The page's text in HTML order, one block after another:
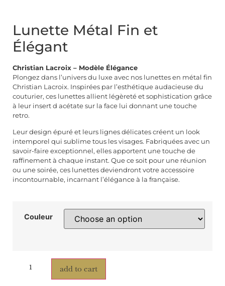
Lunette Métal Fin et
Élégant
Christian Lacroix – Modèle Élégance
Plongez dans l’univers du luxe avec nos lunettes en métal fin
Christian Lacroix. Inspirées par l’esthétique audacieuse du
couturier, ces lunettes allient légèreté et sophistication grâce
à leur insert d acétate sur la face lui donnant une touche
retro.
Leur design épuré et leurs lignes délicates créent un look
intemporel qui sublime tous les visages. Fabriquées avec un
savoir-faire exceptionnel, elles apportent une touche de
raffinement à chaque instant. Que ce soit pour une réunion
ou une soirée, ces lunettes deviendront votre accessoire
incontournable, incarnant l’élégance à la française.
Couleur
add to cart